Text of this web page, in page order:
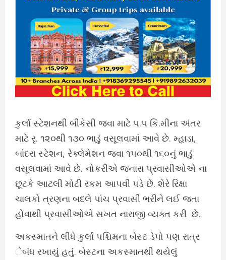
કુર્લા સ્ટેશનથી બીકેસી જવા માટે ૫.૫ કિ.મીના અંતર
માટે રૃ. ૧૨૦થી ૧૩૦ ભાડું વસૂલવામાં આવે છે. મ્હાડા,
બાંદરા સ્ટેશન, રેક્લેમેશન જવા ૧૫૦થી ૧૬૦નું ભાડું
વસૂલવામાં આવે છે. નોકરીએ જનારા પ્રવાસીઓએ ના
છૂટકે આટલી મોટી રકમ આપવી પડે છે. શેરે રિક્ષા
ચાલકો ત્રણના બદલે પાંચ પ્રવાસી ભરીને લઈ જતા
હોવાથી પ્રવાસીઓએ સખત નારાજી વ્યક્ત કરી છે.
અકસ્માતને લીધે કુર્લા પશ્ચિમના બેસ્ટ ડેપો પણ રાત્ર
ેબંધ રખાયું હતું. બેસ્ટના અકસ્માતથી થયેલું